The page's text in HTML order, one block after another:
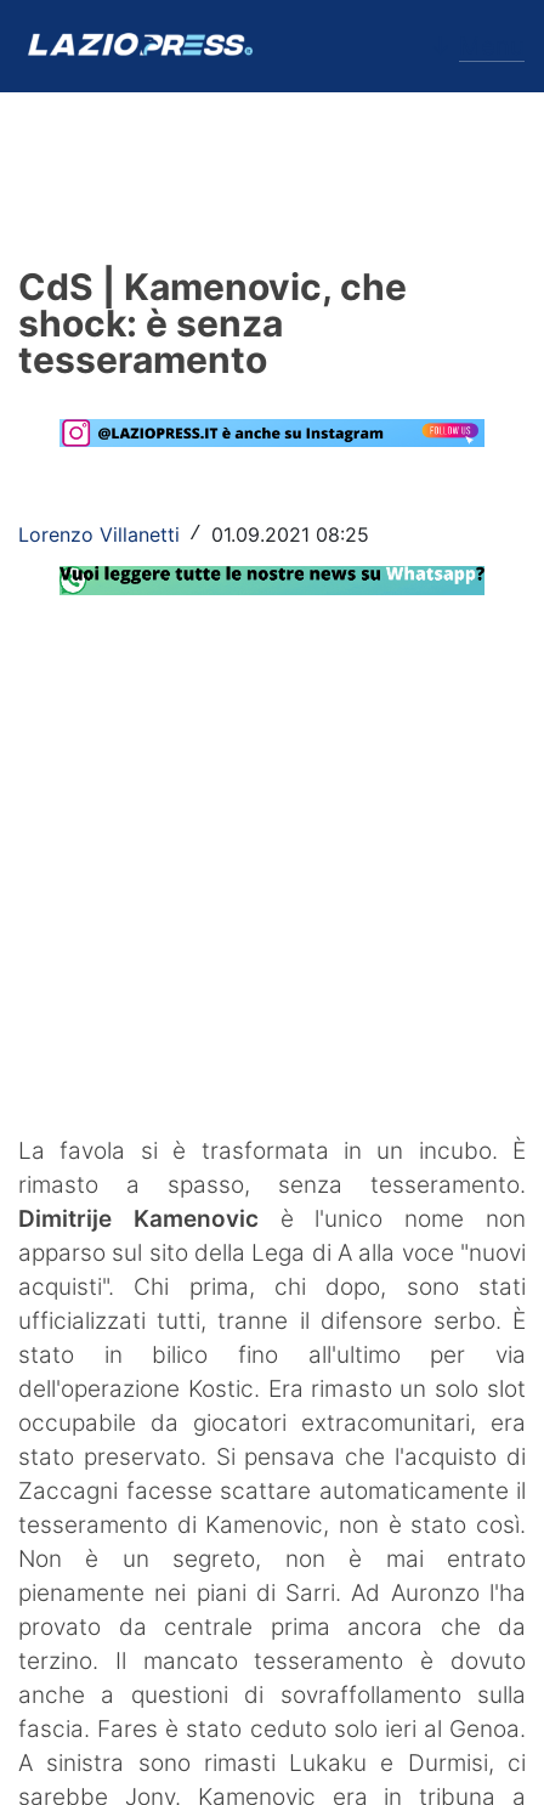
Formello
Infortuni
Primavera
Lazio Women
Rassegna Lazio
Contatti
CdS | Kamenovic, che
shock: è senza
tesseramento
Lorenzo Villanetti / 01.09.2021 08:25
La favola si è trasformata in un incubo. È
rimasto a spasso, senza tesseramento.
Dimitrije Kamenovic è l'unico nome non
apparso sul sito della Lega di A alla voce "nuovi
acquisti". Chi prima, chi dopo, sono stati
ufficializzati tutti, tranne il difensore serbo. È
stato in bilico fino all'ultimo per via
dell'operazione Kostic. Era rimasto un solo slot
occupabile da giocatori extracomunitari, era
stato preservato. Si pensava che l'acquisto di
Zaccagni facesse scattare automaticamente il
tesseramento di Kamenovic, non è stato così.
Non è un segreto, non è mai entrato
pienamente nei piani di Sarri. Ad Auronzo l'ha
provato da centrale prima ancora che da
terzino. Il mancato tesseramento è dovuto
anche a questioni di sovraffollamento sulla
fascia. Fares è stato ceduto solo ieri al Genoa.
A sinistra sono rimasti Lukaku e Durmisi, ci
sarebbe Jony. Kamenovic era in tribuna a